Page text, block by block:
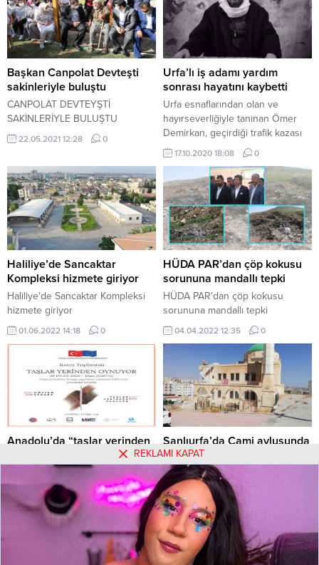
Başkan Canpolat Devteşti
sakinleriyle buluştu
CANPOLAT DEVTEYŞTİ
SAKİNLERİYLE BULUŞTU
22.05.2021 12:28 0
Urfa’lı iş adamı yardım
sonrası hayatını kaybetti
Urfa esnaflarından olan ve
hayırseverliğiyle tanınan Ömer
Demirkan, geçirdiği trafik kazası
sonucu hayatını kaybetti.
17.10.2020 18:08 0
Haliliye’de Sancaktar
Kompleksi hizmete giriyor
Haliliye'de Sancaktar Kompleksi
hizmete giriyor
01.06.2022 14:18 0
HÜDA PAR’dan çöp kokusu
sorununa mandallı tepki
HÜDA PAR'dan çöp kokusu
sorununa mandallı tepki
04.04.2022 12:35 0
Anadolu’da “taşlar yerinden
TAŞLAR YERİNDEN OYNUYOR”
PROJESİ ÇERÇEVESİNDE
HAZIRLANAN BELGESEL BASIN
KARŞISINA ÇIKTI.
29.09.2020 15:05
Şanlıurfa’da Cami avlusunda
erkek cesedi asılı halde
bulundu
Şanlıurfa’da vatandaşlar cami
avlusunda pencereye iple asılı bir
erkek cesedi buldu.
16.09.2020 16:29
REKLAMI KAPAT